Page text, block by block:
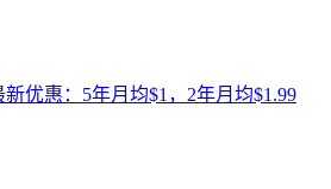
新优惠：5年月均$1，2年月均$1.99